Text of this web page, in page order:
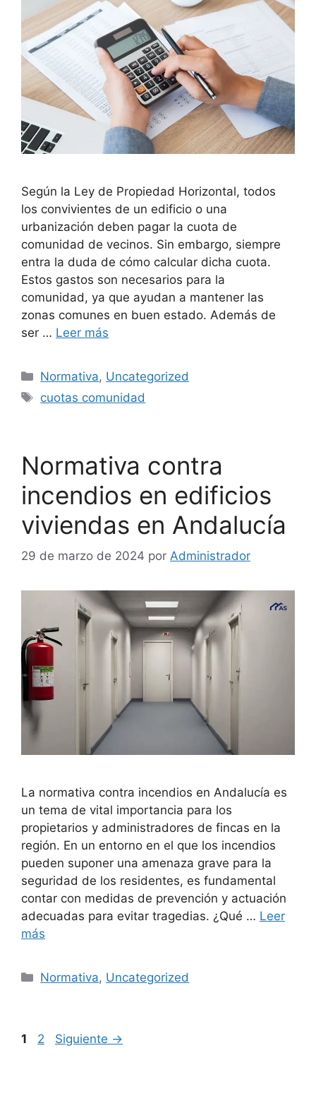
Según la Ley de Propiedad Horizontal, todos
los convivientes de un edificio o una
urbanización deben pagar la cuota de
comunidad de vecinos. Sin embargo, siempre
entra la duda de cómo calcular dicha cuota.
Estos gastos son necesarios para la
comunidad, ya que ayudan a mantener las
zonas comunes en buen estado. Además de
ser … Leer más
Categorías
Normativa, Uncategorized
Etiquetas
cuotas comunidad
Normativa contra
incendios en edificios
viviendas en Andalucía
29 de marzo de 2024 por Administrador
La normativa contra incendios en Andalucía es
un tema de vital importancia para los
propietarios y administradores de fincas en la
región. En un entorno en el que los incendios
pueden suponer una amenaza grave para la
seguridad de los residentes, es fundamental
contar con medidas de prevención y actuación
adecuadas para evitar tragedias. ¿Qué … Leer
más
Categorías
Normativa, Uncategorized
Página
1 Página
2 Siguiente →